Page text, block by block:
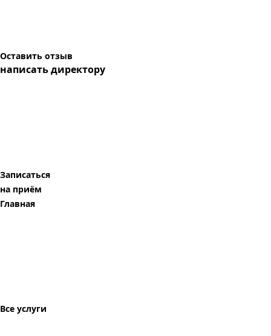
Оставить отзыв
написать директору
Записаться
на приём
Главная
Все услуги